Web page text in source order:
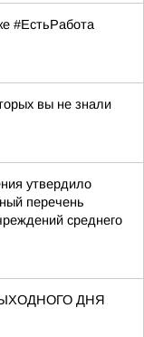
#ЕстьРабота
вы не знали
утвердило
перечень
среднего
ДНЯ